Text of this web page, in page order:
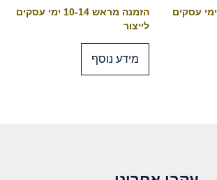
הזמנה מראש 10-14 ימי עסקים
הזמנה מראש 10-14 ימי עסקים
לייצור
מידע נוסף